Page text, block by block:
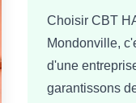
Choisir CBT
Mondonville,
d'une
garantissons